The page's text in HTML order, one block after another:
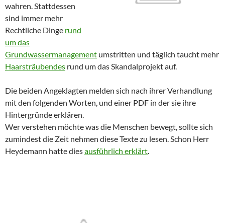
wahren. Stattdessen
sind immer mehr
Rechtliche Dinge rund
um das
Grundwassermanagement umstritten und täglich taucht mehr
Haarsträubendes rund um das Skandalprojekt auf.
Die beiden Angeklagten melden sich nach ihrer Verhandlung
mit den folgenden Worten, und einer PDF in der sie ihre
Hintergründe erklären.
Wer verstehen möchte was die Menschen bewegt, sollte sich
zumindest die Zeit nehmen diese Texte zu lesen. Schon Herr
Heydemann hatte diesausführlich erklärt